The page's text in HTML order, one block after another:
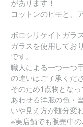
があります！
コットンのヒモと、
ボロシリケイトガラ
ガラスを使用してお
です。
職人による一つ一つ
の違いはご了承くださ
そのため1点物となっ
あわせる洋服の色・
いや見え方が随分変
※実店舗でも販売中